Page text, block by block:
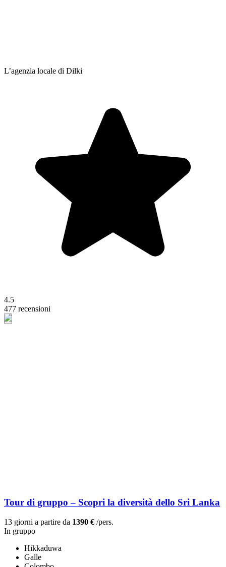
L’agenzia locale di Dilki
4.5
477 recensioni
Tour di gruppo – Scopri la diversità dello Sri Lanka
13 giorni a partire da 1390 € /pers.
In gruppo
Hikkaduwa
Galle